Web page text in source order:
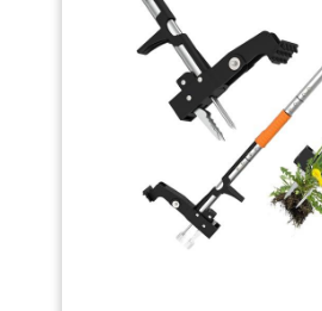
outils de jardinage sont forgés à
de première qualité pour plus de
la rouille. Suffisamment résistants
humides, ils constituent un choix
utilisation tout au long de la saison.
manche en acier inoxydable
encliquetage, garantissant une
oscillation. Il prend peu de place,
démonter pour un rangement
utilisé. Utilisation polyvalente : cette
une paire de gants de jardinage